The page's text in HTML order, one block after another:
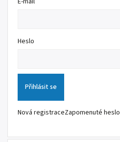
Heslo
Přihlásit se
Nová registraceZapomenuté heslo